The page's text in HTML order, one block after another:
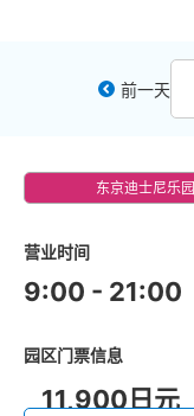
前一天
东京迪士尼乐园
营业时间
9:00 - 21:00
园区门票信息
11,900日元